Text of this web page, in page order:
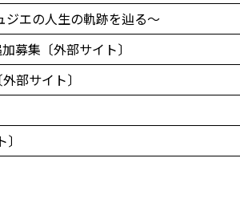
エの人生の軌跡を辿る～
集〔外部サイト〕
部サイト〕